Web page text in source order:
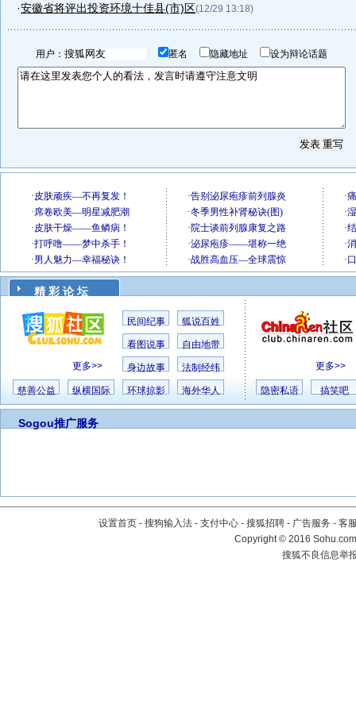
·安徽省将评出投资环境十佳县(市)区(12/29 13:18)
用户： 匿名 隐藏地址 设为辩论话题
精 彩 论 坛
更多>>
民间纪事 狐说百姓
看图说事 自由地带
身边故事 法制经纬
慈善公益 纵横国际 环球掠影 海外华人
更多>>
隐密私语 搞笑吧
Sogou推广服务
设置首页 - 搜狗输入法 - 支付中心 - 搜狐招聘 - 广告服务 - 客
Copyright©2016
搜狐不良信息举